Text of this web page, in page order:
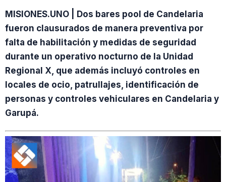
MISIONES.UNO | Dos bares pool de Candelaria
fueron clausurados de manera preventiva por
falta de habilitación y medidas de seguridad
durante un operativo nocturno de la Unidad
Regional X, que además incluyó controles en
locales de ocio, patrullajes, identificación de
personas y controles vehiculares en Candelaria y
Garupá.